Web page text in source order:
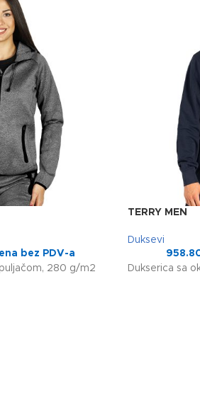
bez PDV-a
280 g/m2
TERRY MEN
Duksevi
Dukserica sa